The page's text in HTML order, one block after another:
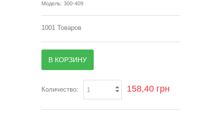
Модель: 300-409
1001 Товаров
В КОРЗИНУ
Количество: 158,40 грн